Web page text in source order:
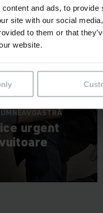
and ads, to
site with our social
to them or that
website.
urgent